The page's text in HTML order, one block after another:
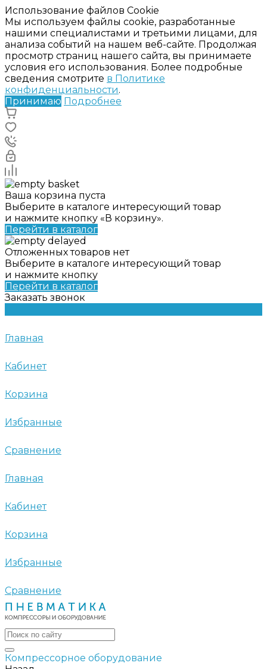
Использование файлов Cookie
Мы используем файлы cookie, разработанные
нашими специалистами и третьими лицами, для
анализа событий на нашем веб-сайте. Продолжая
просмотр страниц нашего сайта, вы принимаете
условия его использования. Более подробные
сведения смотрите в Политике
конфиденциальности.
Принимаю Подробнее
Ваша корзина пуста
Выберите в каталоге интересующий товар
и нажмите кнопку «В корзину».
Перейти в каталог
Отложенных товаров нет
Выберите в каталоге интересующий товар
и нажмите кнопку
Перейти в каталог
Заказать звонок
Главная
Кабинет
Корзина
Избранные
Сравнение
Главная
Кабинет
Корзина
Избранные
Сравнение
Компрессорное оборудование